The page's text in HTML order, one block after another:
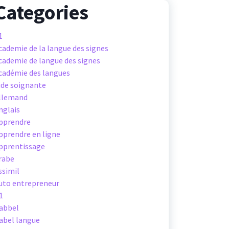
de la langue des signes
de langue des signes
des langues
soignante
en ligne
entrepreneur
langue